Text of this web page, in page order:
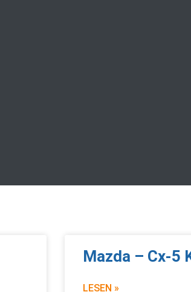
Mazda – Cx-5
LESEN »